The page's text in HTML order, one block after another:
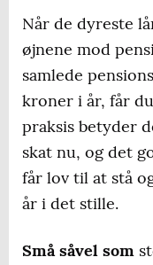
Når de dyreste
øjnene mod
samlede
kroner i år, får
praksis betyder
skat nu, og det
får lov til at stå
år i det stille.
Små såvel som